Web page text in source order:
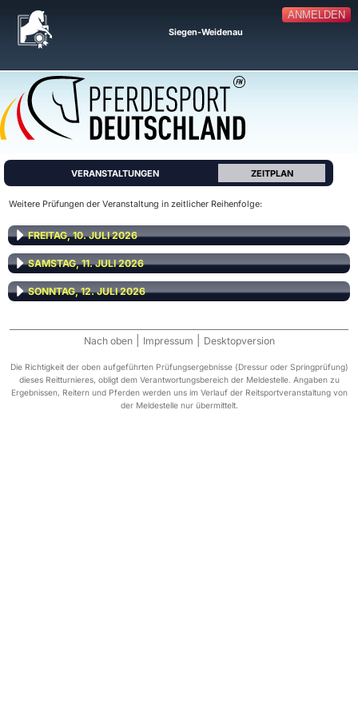
ANMELDEN
Siegen-Weidenau
VERANSTALTUNGEN ZEITPLAN
Weitere Prüfungen der Veranstaltung in zeitlicher Reihenfolge:
FREITAG, 10. JULI 2026
SAMSTAG, 11. JULI 2026
SONNTAG, 12. JULI 2026
Nach oben Impressum Desktopversion
Die Richtigkeit der oben aufgeführten Prüfungsergebnisse (Dressur oder Springprüfung)
dieses Reitturnieres, obligt dem Verantwortungsbereich der Meldestelle. Angaben zu
Ergebnissen, Reitern und Pferden werden uns im Verlauf der Reitsportveranstaltung von
der Meldestelle nur übermittelt.